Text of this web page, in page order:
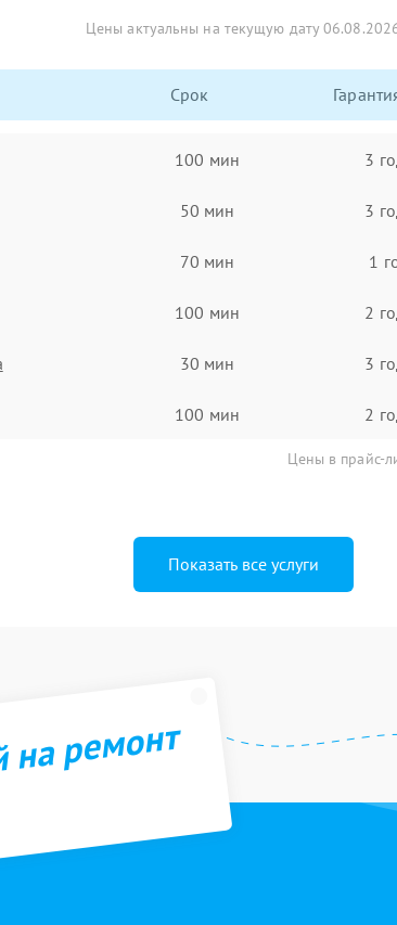
Цены актуальны на текущую дату
Срок
100 мин 3
50 мин 3
70 мин 1
100 мин 2
30 мин 3
100 мин 2
Цены в прайс-
Показать все услуги
ремонт